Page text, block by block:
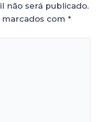
não será publicado.
com *